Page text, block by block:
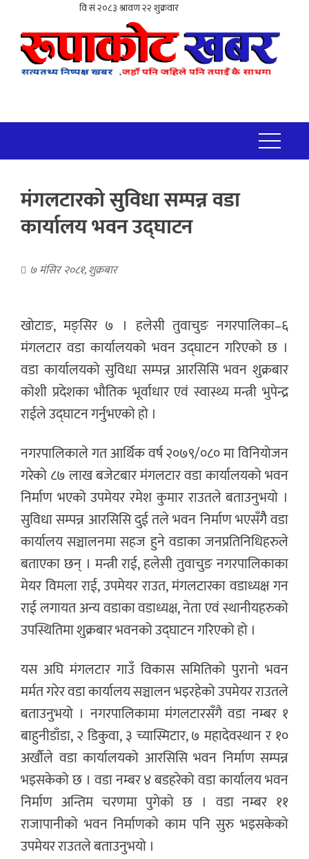
मंगलटारको सुविधा सम्पन्न वडा
कार्यालय भवन उद्घाटन
७ मंसिर २०८१, शुक्रबार
खोटाङ, मङ्सिर ७ । हलेसी तुवाचुङ नगरपालिका–६
मंगलटार वडा कार्यालयको भवन उद्घाटन गरिएको छ ।
वडा कार्यालयको सुविधा सम्पन्न आरसिसि भवन शुक्रबार
कोशी प्रदेशका भौतिक भूर्वाधार एवं स्वास्थ्य मन्त्री भुपेन्द्र
राईले उद्घाटन गर्नुभएको हो ।
नगरपालिकाले गत आर्थिक वर्ष २०७९/०८० मा विनियोजन
गरेको ८७ लाख बजेटबार मंगलटार वडा कार्यालयको भवन
निर्माण भएको उपमेयर रमेश कुमार राउतले बताउनुभयो ।
सुविधा सम्पन्न आरसिसि दुई तले भवन निर्माण भएसँगैै वडा
कार्यालय सञ्चालनमा सहज हुने वडाका जनप्रतिनिधिहरुले
बताएका छन् । मन्त्री राई, हलेसी तुवाचुङ नगरपालिकाका
मेयर विमला राई, उपमेयर राउत, मंगलटारका वडाध्यक्ष गन
राई लगायत अन्य वडाका वडाध्यक्ष, नेता एवं स्थानीयहरुको
उपस्थितिमा शुक्रबार भवनको उद्घाटन गरिएको हो ।
यस अघि मंगलटार गाउँ विकास समितिको पुरानो भवन
मर्मत गरेर वडा कार्यालय सञ्चालन भइरहेको उपमेयर राउतले
बताउनुभयो । नगरपालिकामा मंगलटारसँगै वडा नम्बर १
बाहुनीडाँडा, २ डिकुवा, ३ च्यास्मिटार, ७ महादेवस्थान र १०
अर्खौले वडा कार्यालयको आरसिसि भवन निर्माण सम्पन्न
भइसकेको छ । वडा नम्बर ४ बडहरेको वडा कार्यालय भवन
निर्माण अन्तिम चरणमा पुगेको छ । वडा नम्बर ११
राजापानीको भवन निर्माणको काम पनि सुरु भइसकेको
उपमेयर राउतले बताउनुभयो ।